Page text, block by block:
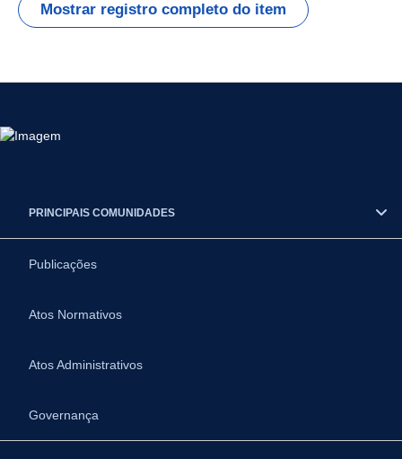
Mostrar registro completo do item
PRINCIPAIS COMUNIDADES
Publicações
Atos Normativos
Atos Administrativos
Governança